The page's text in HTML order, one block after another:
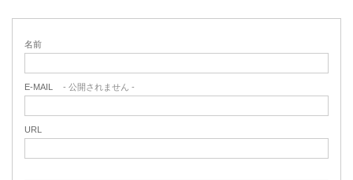
名前
E-MAIL - 公開されません -
URL